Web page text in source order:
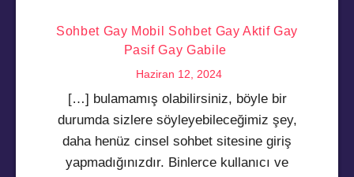
Sohbet Gay Mobil Sohbet Gay Aktif Gay
Pasif Gay Gabile
Haziran 12, 2024
[…] bulamamış olabilirsiniz, böyle bir
durumda sizlere söyleyebileceğimiz şey,
daha henüz cinsel sohbet sitesine giriş
yapmadığınızdır. Binlerce kullanıcı ve